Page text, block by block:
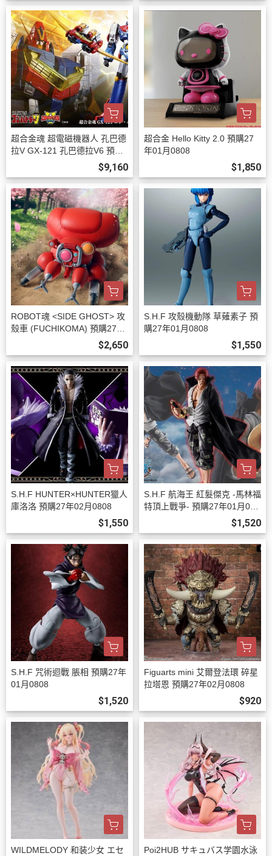
超合金魂 超電磁機器人 孔巴德
拉V GX-121 孔巴德拉V6 預購2
$9,160
超合金 Hello Kitty 2.0 預購27
年01月0808
$1,850
ROBOT魂 <SIDE GHOST> 攻
殼車 (FUCHIKOMA) 預購27年
$2,650
S.H.F 攻殼機動隊 草薙素子 預
購27年01月0808
$1,550
S.H.F HUNTER×HUNTER獵人
庫洛洛 預購27年02月0808
$1,550
S.H.F 航海王 紅髮傑克 -馬林福
特頂上戰爭- 預購27年01月080
$1,520
S.H.F 咒術迴戰 脹相 預購27年
01月0808
$1,520
Figuarts mini 艾爾登法環 碎星
拉塔恩 預購27年02月0808
$920
WILDMELODY 和装少女 エセ
Poi2HUB サキュバス学園水泳